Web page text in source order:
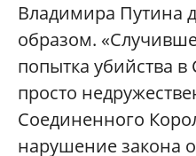
Владимира Путина
образом.
попытка убийства
просто
Соединенного
нарушение закона